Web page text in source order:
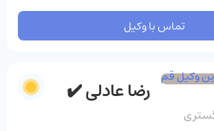
تماس با وکیل
رضا عادلی ✔️